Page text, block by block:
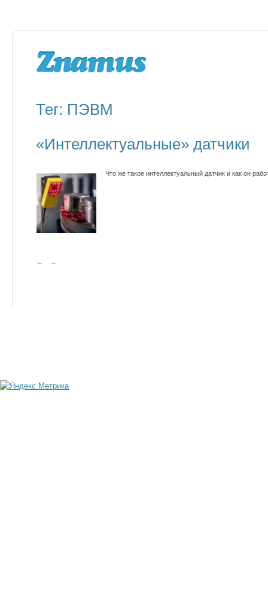
Тег: ПЭВМ
«Интеллектуальные» датчики
Что же такое интеллектуальный датчик и как он
← →